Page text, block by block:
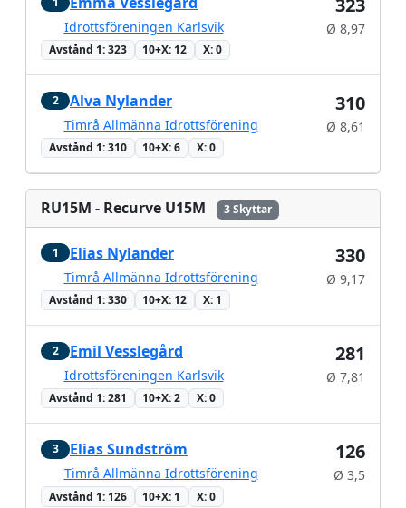
Idrottsföreningen Karlsvik
Avstånd 1: 323 10+X: 12 X: 0
Ø 8,97
2 Alva Nylander
Timrå Allmänna Idrottsförening
Avstånd 1: 310 10+X: 6 X: 0
310
Ø 8,61
RU15M - Recurve U15M 3 Skyttar
1 Elias Nylander
Timrå Allmänna Idrottsförening
Avstånd 1: 330 10+X: 12 X: 1
330
Ø 9,17
2 Emil Vesslegård
Idrottsföreningen Karlsvik
Avstånd 1: 281 10+X: 2 X: 0
281
Ø 7,81
3 Elias Sundström
Timrå Allmänna Idrottsförening
Avstånd 1: 126 10+X: 1 X: 0
126
Ø 3,5